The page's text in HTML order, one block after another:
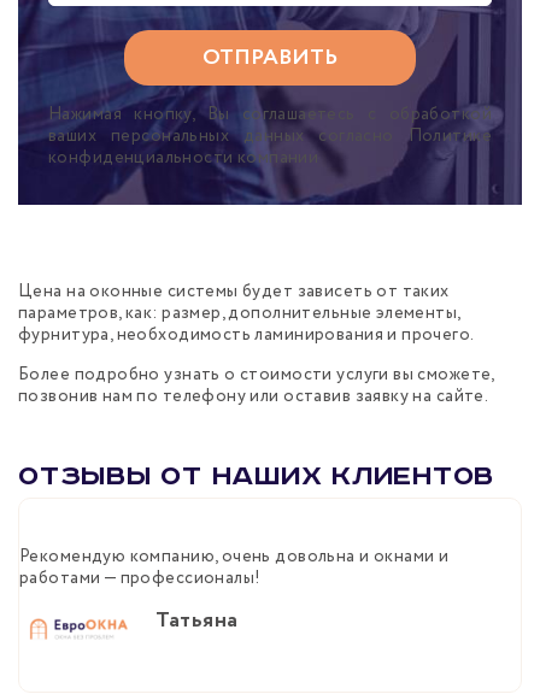
Нажимая кнопку, Вы соглашаетесь с обработкой
ваших персональных данных согласно Политике
конфиденциальности компании
Цена на оконные системы будет зависеть от таких
параметров, как: размер, дополнительные элементы,
фурнитура, необходимость ламинирования и прочего.
Более подробно узнать о стоимости услуги вы сможете,
позвонив нам по телефону или оставив заявку на сайте.
Отзывы от наших клиентов
Рекомендую компанию, очень довольна и окнами и
работами — профессионалы!
Татьяна